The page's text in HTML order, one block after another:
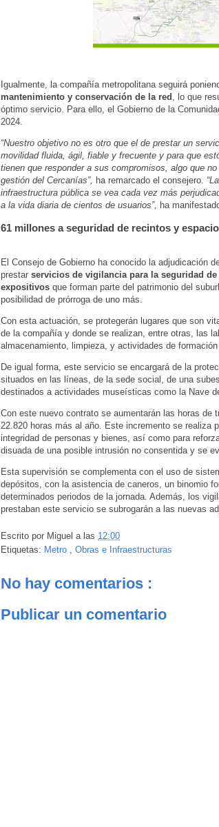
Igualmente, la compañía metropolitana seguirá
mantenimiento y conservación de la red , lo que
óptimo servicio. Para ello, el Gobierno de la
2024.
“Nuestro objetivo no es otro que el de prestar un
movilidad fluida, ágil, fiable y frecuente y para que
tienen que responder a sus compromisos, algo que
gestión del Cercanías”, ha remarcado el consejero.
infraestructura pública se vea cada vez más
a la vida diaria de cientos de usuarios”, ha
61 millones a seguridad de recintos y
El Consejo de Gobierno ha conocido la adjudicación
prestar servicios de vigilancia para la seguridad
expositivos que forman parte del patrimonio del
posibilidad de prórroga de uno más.
Con esta actuación, se protegerán lugares que son
de la compañía y donde se realizan, entre otras, las
almacenamiento, limpieza, y actividades de
De igual forma, este servicio se encargará de la
situados en las líneas, de la sede social, de una
destinados a actividades museísticas como la Nave
Con este nuevo contrato se aumentarán las horas de
22.820 horas más al año. Este incremento se realiza
integridad de personas y bienes, así como para
disuada de una posible intrusión no consentida y se
Esta supervisión se complementa con el uso de
depósitos, con la asistencia de caneros, un binomio
determinados periodos de la jornada. Además, los
prestaban este servicio se subrogarán a las nuevas
Escrito por Miguel a las 12:00
Etiquetas: Metro Obras e Infraestructuras
No hay comentarios :
Publicar un comentario